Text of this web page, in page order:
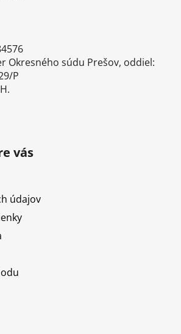
Okresného súdu Prešov, oddiel:
P
vás
údajov